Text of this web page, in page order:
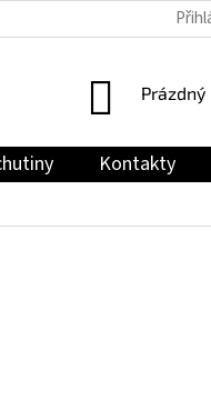
NÁKUPNÍ
Prázdný
Kontakty